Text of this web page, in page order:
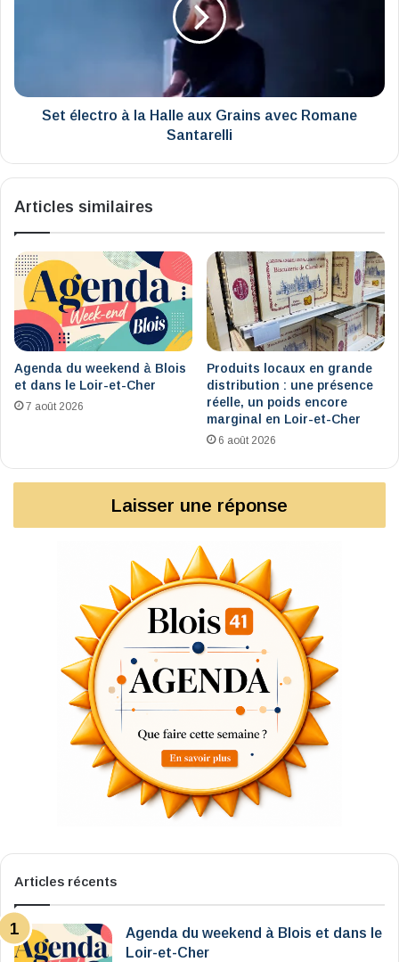
Romane
Santarelli
Set électro à la Halle aux Grains avec Romane
Santarelli
Articles similaires
Agenda du weekend à Blois
et dans le Loir-et-Cher
7 août 2026
Produits locaux en grande
distribution : une présence
réelle, un poids encore
marginal en Loir-et-Cher
6 août 2026
Laisser une réponse
Articles récents
Agenda du weekend à Blois et dans le
Loir-et-Cher